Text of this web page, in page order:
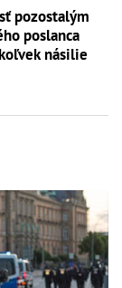
pozostalým
poslanca
násilie